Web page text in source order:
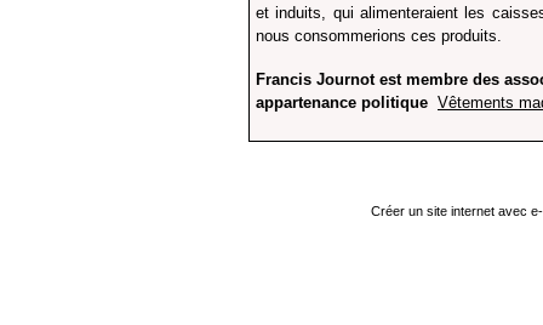
et induits, qui alimenteraient les
nous consommerions ces produits.
Francis Journot est membre des
appartenance politique Vêtements
Créer un site internet avec